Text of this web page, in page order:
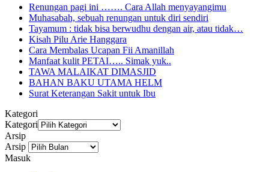
Renungan pagi ini ……. Cara Allah menyayangimu
Muhasabah, sebuah renungan untuk diri sendiri
Tayamum : tidak bisa berwudhu dengan air, atau tidak…
Kisah Pilu Arie Hanggara
Cara Membalas Ucapan Fii Amanillah
Manfaat kulit PETAI….. Simak yuk..
TAWA MALAIKAT DIMASJID
BAHAN BAKU UTAMA HELM
Surat Keterangan Sakit untuk Ibu
Kategori
Kategori
Arsip
Arsip
Masuk